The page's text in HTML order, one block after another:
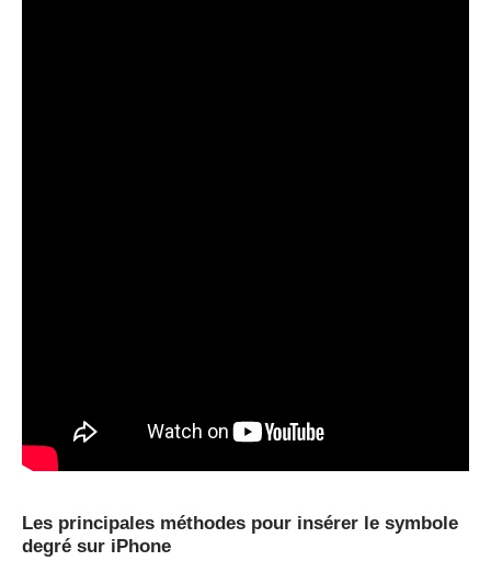
Les principales méthodes pour insérer le symbole
degré sur iPhone